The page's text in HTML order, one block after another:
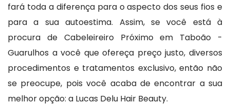
fará toda a diferença para o aspecto dos seus fios e
para a sua autoestima. Assim, se você está à
procura de Cabeleireiro Próximo em Taboão -
Guarulhos a você que ofereça preço justo, diversos
procedimentos e tratamentos exclusivo, então não
se preocupe, pois você acaba de encontrar a sua
melhor opção: a Lucas Delu Hair Beauty.